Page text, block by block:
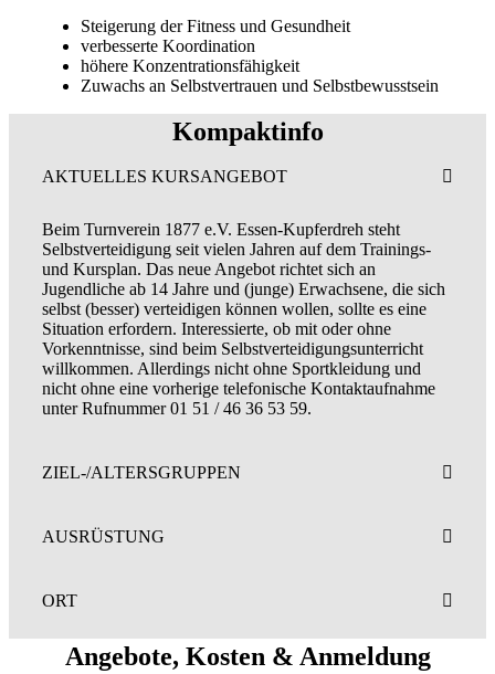
Steigerung der Fitness und Gesundheit
verbesserte Koordination
höhere Konzentrationsfähigkeit
Zuwachs an Selbstvertrauen und Selbstbewusstsein
Kompaktinfo
AKTUELLES KURSANGEBOT
Beim Turnverein 1877 e.V. Essen-Kupferdreh steht
Selbstverteidigung seit vielen Jahren auf dem Trainings-
und Kursplan. Das neue Angebot richtet sich an
Jugendliche ab 14 Jahre und (junge) Erwachsene, die sich
selbst (besser) verteidigen können wollen, sollte es eine
Situation erfordern. Interessierte, ob mit oder ohne
Vorkenntnisse, sind beim Selbstverteidigungsunterricht
willkommen. Allerdings nicht ohne Sportkleidung und
nicht ohne eine vorherige telefonische Kontaktaufnahme
unter Rufnummer 01 51 / 46 36 53 59.
ZIEL-/ALTERSGRUPPEN
AUSRÜSTUNG
ORT
Angebote, Kosten & Anmeldung